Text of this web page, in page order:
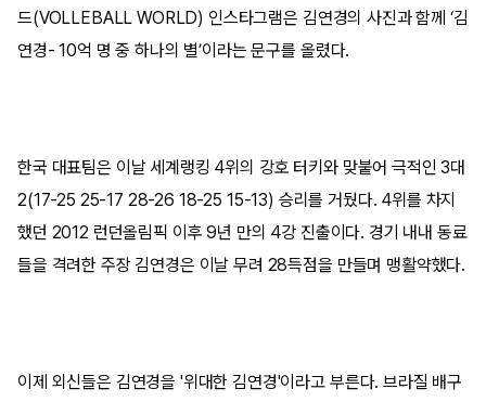
드(VOLLEBALL WORLD) 인스타그램은 김연경의 사진과 함께 ‘김
연경- 10억 명 중 하나의 별’이라는 문구를 올렸다.
한국 대표팀은 이날 세계랭킹 4위의 강호 터키와 맞붙어 극적인 3대
2(17-25 25-17 28-26 18-25 15-13) 승리를 거뒀다. 4위를 차지
했던 2012 런던올림픽 이후 9년 만의 4강 진출이다. 경기 내내 동료
들을 격려한 주장 김연경은 이날 무려 28득점을 만들며 맹활약했다.
이제 외신들은 김연경을 '위대한 김연경'이라고 부른다. 브라질 배구